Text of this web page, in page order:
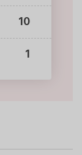
10
1